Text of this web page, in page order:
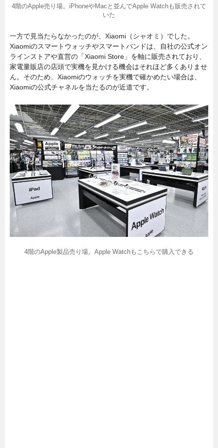
4階のApple売り場。iPhoneやMacと並んでApple Watchも販売されて
いた
一方で見当たらなかったのが、Xiaomi（シャオミ）でした。
Xiaomiのスマートウォッチやスマートバンドは、自社の公式オン
ラインストアや直営の「Xiaomi Store」を軸に販売されており、
家電量販店の店頭で実機を見かける機会はそれほど多くありませ
ん。そのため、Xiaomiのウォッチを実機で確かめたい場合は、
Xiaomiの公式チャネルを当たるのが近道です。
4階のApple製品売り場。Apple Watchもこちらで購入できる